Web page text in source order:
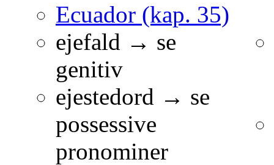
Ecuador (kap. 35)
ejefald → se
genitiv
ejestedord → se
possessive
pronominer